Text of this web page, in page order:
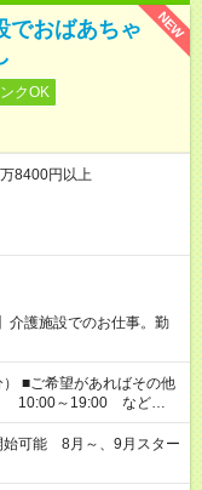
NEW
でおばあちゃ
クOK
8400円以上
介護施設でのお仕事。勤
他
10:00～19:00 など
れば残業はしたくない」
紹介します！ ※Wワ
する勤務時間と、もう1つ
を超える場合は応募でき
可能 8月～、9月スター